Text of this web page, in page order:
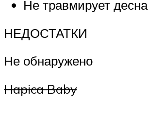
Не травмирует десна
НЕДОСТАТКИ
Не обнаружено
Hapica Baby